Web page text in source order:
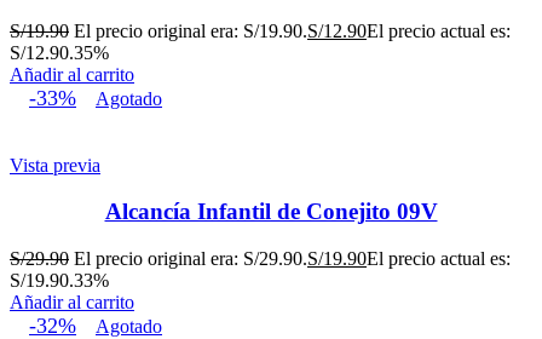
S/19.90 El precio original era: S/19.90.S/12.90El precio actual es:
S/12.90.35%
Añadir al carrito
-33% Agotado
Vista previa
Alcancía Infantil de Conejito 09V
S/29.90 El precio original era: S/29.90.S/19.90El precio actual es:
S/19.90.33%
Añadir al carrito
-32% Agotado